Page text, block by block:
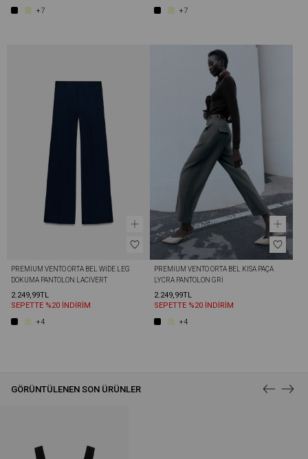
GÖRÜNTÜLENEN SON ÜRÜNLER
+7
+7
PREMIUM VENTO ORTA BEL WIDE LEG
DOKUMA PANTOLON LACIVERT
2.249,99TL
SEPETTE %20 İNDİRİM
+4
PREMIUM VENTO ORTA BEL KISA PAÇA
LYCRA PANTOLON GRI
2.249,99TL
SEPETTE %20 İNDİRİM
+4